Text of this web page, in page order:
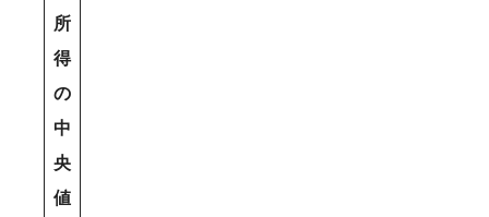
所
得
の
中
央
値